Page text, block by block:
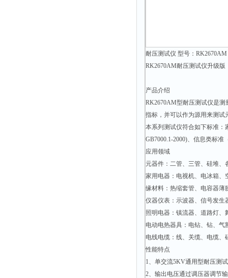
耐压测试仪 型号：RK2670AM
RK2670AM耐压测试仪升级版
产品介绍
RK2670AM型耐压测试仪是
指标，并可以作为源用来测
本系列测试仪符合如下标准：
GB7000.1-2000)、信息类标准
应用领域
元器件：二管、三管、硅堆
家用电器：电视机、电冰箱
缘材料：热缩套管、电容器
仪器仪表：示波器、信号发
照明电器：镇流器、道路灯
电动电热器具：电钻、钻、
电线电缆：线、关缆、电缆
性能特点
1、单交流5KV通用型耐压测
2、输出电压通过调压器调节